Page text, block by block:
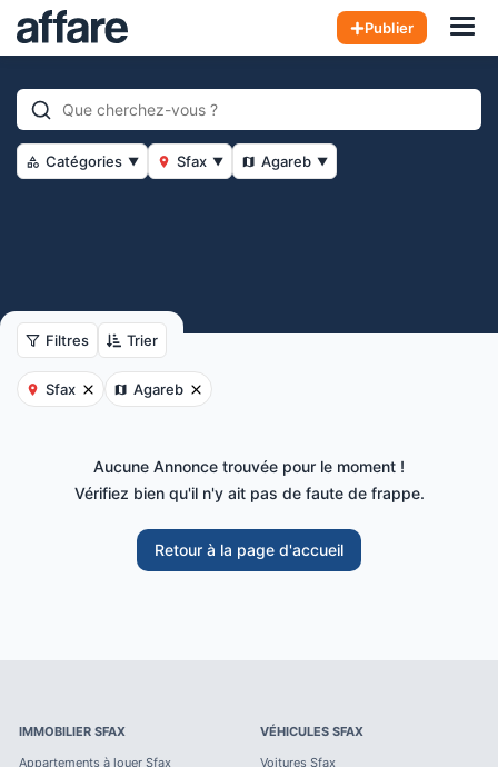
Publier
Catégories ▼ Sfax ▼ Agareb ▼
Filtres Trier
Sfax Agareb
Aucune Annonce trouvée pour le moment !
Vérifiez bien qu'il n'y ait pas de faute de frappe.
Retour à la page d'accueil
IMMOBILIER SFAX
Appartements à louer Sfax
VÉHICULES SFAX
Voitures Sfax